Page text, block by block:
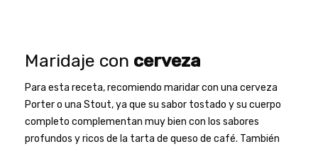
Maridaje con cerveza
Para esta receta, recomiendo maridar con una cerveza
Porter o una Stout, ya que su sabor tostado y su cuerpo
completo complementan muy bien con los sabores
profundos y ricos de la tarta de queso de café. También